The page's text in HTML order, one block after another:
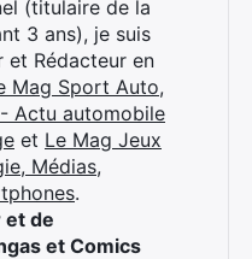
(titulaire de la
3 ans), je suis
et Rédacteur en
Mag Sport Auto,
Actu automobile
et Le Mag Jeux
Médias,
.
et de
et Comics